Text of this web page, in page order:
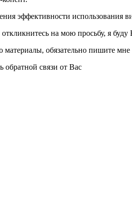
эффективности использования
на мою просьбу, я буду
обязательно пишите
обратной связи от Вас